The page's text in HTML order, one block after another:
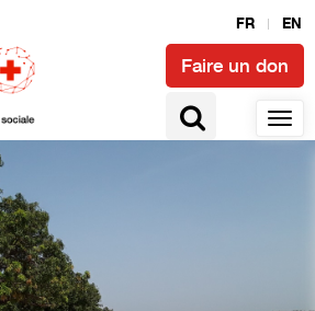
FR EN
Faire un don